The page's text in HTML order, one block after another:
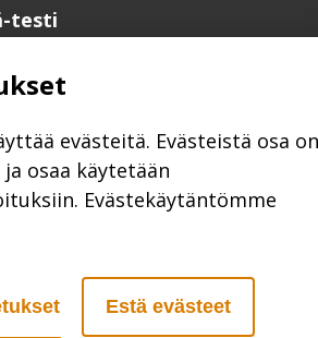
testi
web design
evästeitä. Evästeistä osa on
osaa käytetään
Evästekäytäntömme
Estä evästeet